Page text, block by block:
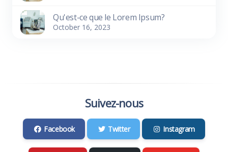
Qu'est-ce que le Lorem Ipsum?
October 16, 2023
Suivez-nous
Facebook Twitter Instagram